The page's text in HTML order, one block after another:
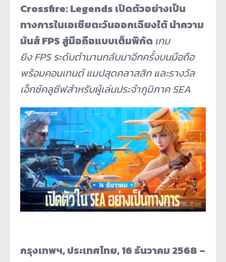
Crossfire: Legends เปิดตัวอย่างเป็น
ทางการในเอเชียตะวันออกเฉียงใต้นำความ
มันส์FPS สู่มือถือแบบเต็มพิกัด เกม
ยิงFPS ระดับตำนานกลับมาอีกครั้งบนมือถือ
พร้อมคอนเทนต์ แมปสุดคลาสสิก และรางวัล
เอ็กซ์คลูซีฟสำหรับผู้เล่นประจำภูมิภาค SEA
กรุงเทพฯ, ประเทศไทย, 16 ธันวาคม 2568 –